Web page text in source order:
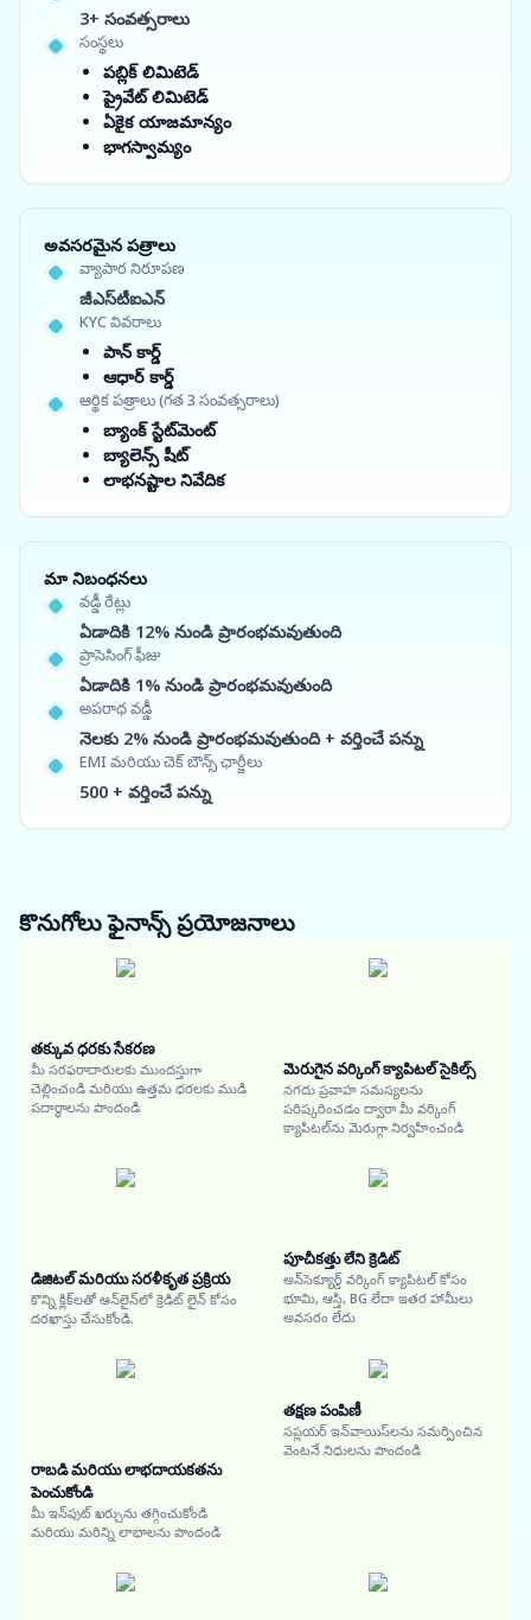
3+ సంవత్సరాలు
సంస్థలు
పబ్లిక్ లిమిటెడ్
ప్రైవేట్ లిమిటెడ్
ఏకైక యాజమాన్యం
భాగస్వామ్యం
అవసరమైన పత్రాలు
వ్యాపార నిరూపణ
జీఎస్‌టీఐఎన్
KYC వివరాలు
పాన్ కార్డ్
ఆధార్ కార్డ్
ఆర్థిక పత్రాలు (గత 3 సంవత్సరాలు)
బ్యాంక్ స్టేట్‌మెంట్
బ్యాలెన్స్ షీట్
లాభనష్టాల నివేదిక
మా నిబంధనలు
వడ్డీ రేట్లు
ఏడాదికి 12% నుండి ప్రారంభమవుతుంది
ప్రాసెసింగ్ ఫీజు
ఏడాదికి 1% నుండి ప్రారంభమవుతుంది
అపరాధ వడ్డీ
నెలకు 2% నుండి ప్రారంభమవుతుంది + వర్తించే పన్ను
EMI మరియు చెక్ బౌన్స్ ఛార్జీలు
500 + వర్తించే పన్ను
కొనుగోలు ఫైనాన్స్ప్రయోజనాలు
తక్కువ ధరకు సేకరణ
మీ సరఫరాదారులకు ముందస్తుగా
చెల్లించండి మరియు ఉత్తమ ధరలకు ముడి
పదార్థాలను పొందండి
మెరుగైన వర్కింగ్ క్యాపిటల్ సైకిల్స్
నగదు ప్రవాహ సమస్యలను
పరిష్కరించడం ద్వారా మీ వర్కింగ్
క్యాపిటల్‌ను మెరుగ్గా నిర్వహించండి
డిజిటల్ మరియు సరళీకృత ప్రక్రియ
కొన్ని క్లిక్‌లతో ఆన్‌లైన్‌లో క్రెడిట్ లైన్ కోసం
దరఖాస్తు చేసుకోండి.
పూచీకత్తు లేని క్రెడిట్
అన్‌సెక్యూర్డ్ వర్కింగ్ క్యాపిటల్ కోసం
భూమి, ఆస్తి, BG లేదా ఇతర హామీలు
అవసరం లేదు
రాబడి మరియు లాభదాయకతను
పెంచుకోండి
మీ ఇన్‌పుట్ ఖర్చును తగ్గించుకోండి
మరియు మరిన్ని లాభాలను పొందండి
తక్షణ పంపిణీ
సప్లయర్ ఇన్‌వాయిస్‌లను సమర్పించిన
వెంటనే నిధులను పొందండి